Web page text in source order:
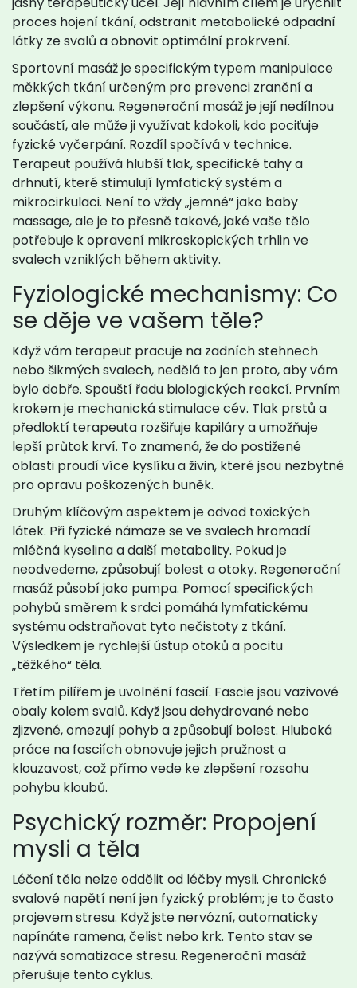
proces hojení tkání, odstranit metabolické odpadní
látky ze svalů a obnovit optimální prokrvení.
Sportovní masážjespecifickým typem manipulace
měkkých tkání určeným pro prevenci zranění a
zlepšení výkonu. Regenerační masáž je její nedílnou
součástí, ale může ji využívat kdokoli, kdo pociťuje
fyzické vyčerpání. Rozdíl spočívá v technice.
Terapeut používá hlubší tlak, specifické tahy a
drhnutí, které stimulují lymfatický systém a
mikrocirkulaci. Není to vždy „jemné“ jako baby
massage, ale je to přesně takové, jaké vaše tělo
potřebuje k opravení mikroskopických trhlin ve
svalech vzniklých během aktivity.
Fyziologické mechanismy: Co
se děje ve vašem těle?
Když vám terapeut pracuje na zadních stehnech
nebo šikmých svalech, nedělá to jen proto, aby vám
bylo dobře. Spouští řadu biologických reakcí. Prvním
krokem je mechanická stimulace cév. Tlak prstů a
předloktí terapeuta rozšiřuje kapiláry a umožňuje
lepší průtok krví. To znamená, že do postižené
oblasti proudí více kyslíku a živin, které jsou nezbytné
pro opravu poškozených buněk.
Druhým klíčovým aspektem je odvod toxických
látek. Při fyzické námaze se ve svalech hromadí
mléčná kyselina a další metabolity. Pokud je
neodvedeme, způsobují bolest a otoky. Regenerační
masáž působí jako pumpa. Pomocí specifických
pohybů směrem k srdci pomáhá lymfatickému
systému odstraňovat tyto nečistoty z tkání.
Výsledkem je rychlejší ústup otoků a pocitu
„těžkého“ těla.
Třetím pilířem je uvolnění fascií. Fascie jsou vazivové
obaly kolem svalů. Když jsou dehydrované nebo
zjizvené, omezují pohyb a způsobují bolest. Hluboká
práce na fasciích obnovuje jejich pružnost a
klouzavost, což přímo vede ke zlepšení rozsahu
pohybu kloubů.
Psychický rozměr: Propojení
mysli a těla
Léčení těla nelze oddělit od léčby mysli. Chronické
svalové napětí není jen fyzický problém; je to často
projevem stresu. Když jste nervózní, automaticky
napínáte ramena, čelist nebo krk. Tento stav se
nazývá somatizace stresu. Regenerační masáž
přerušuje tento cyklus.